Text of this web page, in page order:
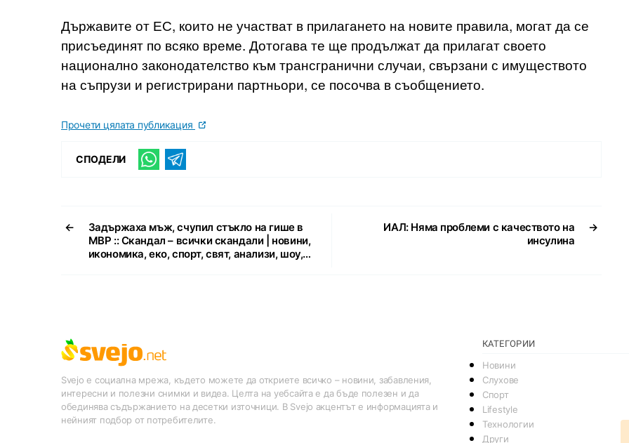
Държавите от ЕС, които не участват в прилагането на новите правила, могат да се
присъединят по всяко време. Дотогава те ще продължат да прилагат своето
национално законодателство към трансгранични случаи, свързани с имуществото
на съпрузи и регистрирани партньори, се посочва в съобщението.
Прочети цялата публикация
СПОДЕЛИ
←
Задържаха мъж, счупил стъкло на гише в
МВР :: Скандал – всички скандали | новини,
икономика, еко, спорт, свят, анализи, шоу,…
→
ИАЛ: Няма проблеми с качеството на
инсулина
Svejo е социална мрежа, където можете да откриете всичко – новини, забавления,
интересни и полезни снимки и видеа. Целта на уебсайта е да бъде полезен и да
обединява съдържанието на десетки източници. В Svejo акцентът е информацията и
нейният подбор от потребителите.
КАТЕГОРИИ
Новини
Слухове
Спорт
Lifestyle
Технологии
Други